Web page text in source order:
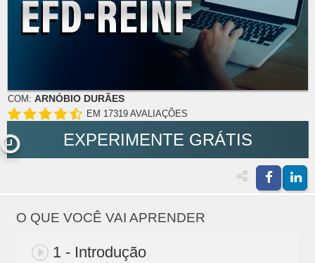
COM: ARNÓBIO DURÃES
EM 17319 AVALIAÇÕES
EXPERIMENTE GRÁTIS
O QUE VOCÊ VAI APRENDER
1 - Introdução